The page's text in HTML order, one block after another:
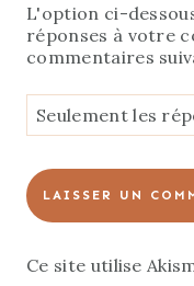
L'option ci-
réponses à votre
commentaires
Ce site utilise